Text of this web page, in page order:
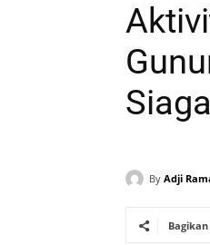
Siaga
By Adji
Bagikan